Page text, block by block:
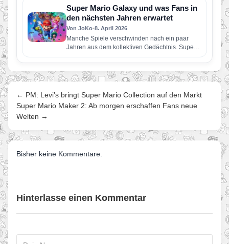
Super Mario Galaxy und was Fans in
den nächsten Jahren erwartet
Von JoKo•8. April 2026
Manche Spiele verschwinden nach ein paar
Jahren aus dem kollektiven Gedächtnis. Super
Mario Galaxy nicht. Erschienen im November…
← PM: Levi’s bringt Super Mario Collection auf den Markt
Super Mario Maker 2: Ab morgen erschaffen Fans neue
Welten →
Bisher keine Kommentare.
Hinterlasse einen Kommentar